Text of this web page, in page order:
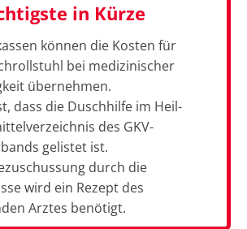
in Kürze
können die Kosten für
bei medizinischer
übernehmen.
dass die Duschhilfe im Heil-
des GKV-
gelistet ist.
durch die
wird ein Rezept des
Arztes benötigt.